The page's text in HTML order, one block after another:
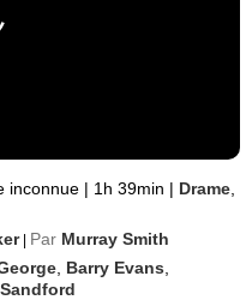
inconnue | 1h 39min | Drame
| Par Murray Smith
Barry Evans